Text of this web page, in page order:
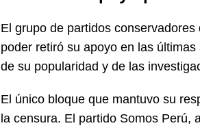
El grupo de partidos
poder retiró su apoyo en las
de su popularidad y de las
El único bloque que mantuvo su
la censura. El partido Somos Perú,